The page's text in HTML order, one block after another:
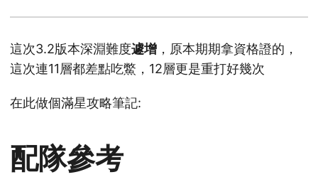
這次3.2版本深淵難度遽增 ，原本期期拿資格證的，
這次連11層都差點吃鱉，12層更是重打好幾次
在此做個滿星攻略筆記:
配隊參考